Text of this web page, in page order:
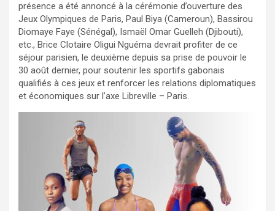
présence a été annoncé à la cérémonie d’ouverture des
Jeux Olympiques de Paris, Paul Biya (Cameroun), Bassirou
Diomaye Faye (Sénégal), Ismaël Omar Guelleh (Djibouti),
etc., Brice Clotaire Oligui Nguéma devrait profiter de ce
séjour parisien, le deuxième depuis sa prise de pouvoir le
30 août dernier, pour soutenir les sportifs gabonais
qualifiés à ces jeux et renforcer les relations diplomatiques
et économiques sur l’axe Libreville – Paris.